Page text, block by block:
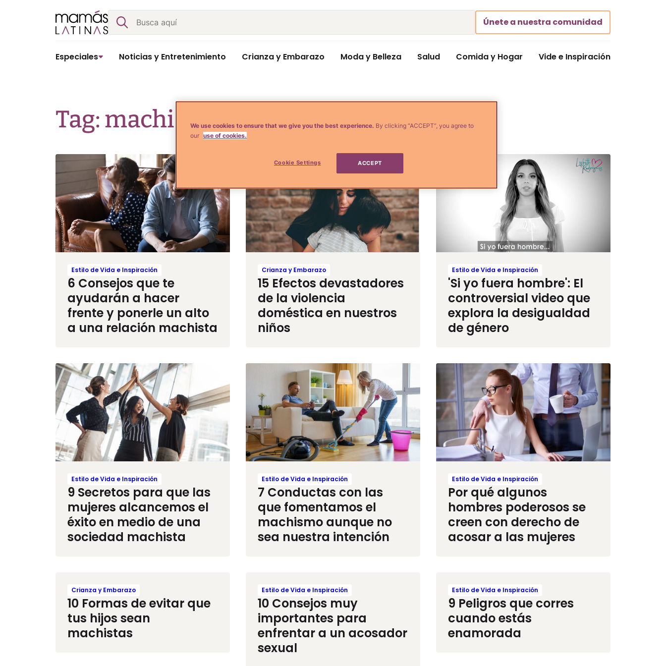
Buscar
Únete a nuestra comunidad
Especiales Noticias y Entretenimiento Crianza y Embarazo Moda y Belleza Salud Comida y Hogar Vide e Inspiración
Tag: machismo
Estilo de Vida e Inspiración
6 Consejos que te
ayudarán a hacer
frente y ponerle un alto
a una relación machista
Crianza y Embarazo
15 Efectos devastadores
de la violencia
doméstica en nuestros
niños
Estilo de Vida e Inspiración
'Si yo fuera hombre': El
controversial video que
explora la desigualdad
de género
Estilo de Vida e Inspiración
9 Secretos para que las
mujeres alcancemos el
éxito en medio de una
sociedad machista
Estilo de Vida e Inspiración
7 Conductas con las
que fomentamos el
machismo aunque no
sea nuestra intención
Estilo de Vida e Inspiración
Por qué algunos
hombres poderosos se
creen con derecho de
acosar a las mujeres
Crianza y Embarazo
10 Formas de evitar que
tus hijos sean
machistas
Estilo de Vida e Inspiración
10 Consejos muy
importantes para
enfrentar a un acosador
sexual
Estilo de Vida e Inspiración
9 Peligros que corres
cuando estás
enamorada
We use cookies to ensure that we give you the best experience. By clicking “ACCEPT”, you agree to
our use of cookies.
Cookie Settings ACCEPT